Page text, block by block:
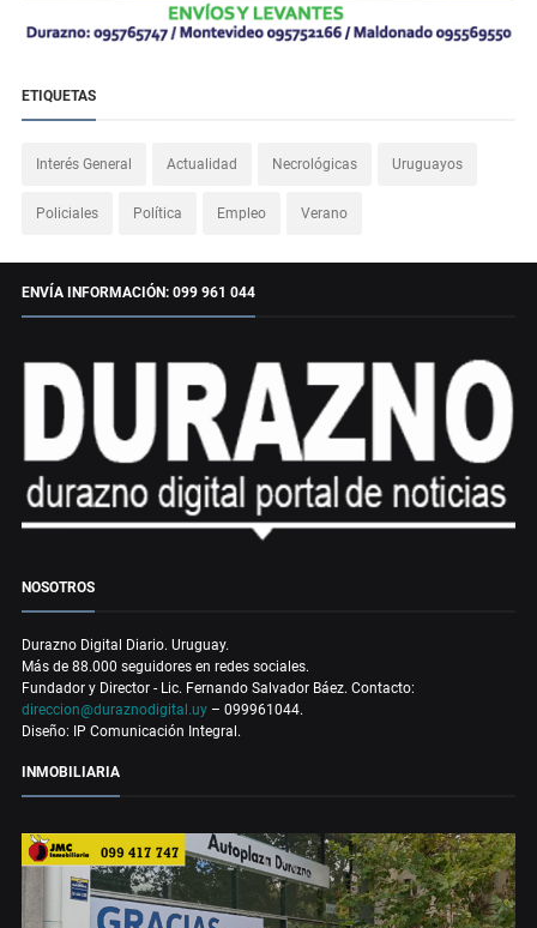
ETIQUETAS
Interés General Actualidad Necrológicas Uruguayos
Policiales Política Empleo Verano
ENVÍA INFORMACIÓN: 099 961 044
NOSOTROS
Durazno Digital Diario. Uruguay.
Más de 88.000 seguidores en redes sociales.
Fundador y Director - Lic. Fernando Salvador Báez. Contacto:
direccion@duraznodigital.uy – 099961044.
Diseño: IP Comunicación Integral.
INMOBILIARIA